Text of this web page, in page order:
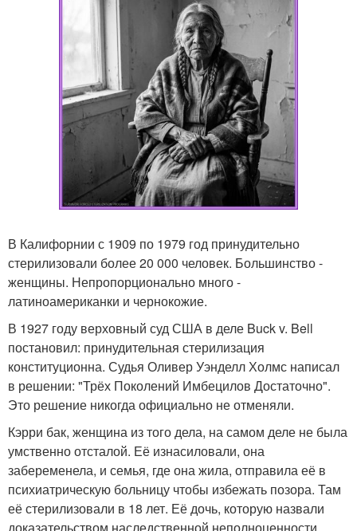
В Калифорнии с 1909 по 1979 год принудительно
стерилизовали более 20 000 человек. Большинство -
женщины. Непропорционально много -
латиноамериканки и чернокожие.
В 1927 году верховный суд США в деле Buck v. Bell
постановил: принудительная стерилизация
конституционна. Судья Оливер Уэнделл Холмс написал
в решении: "Трёх Поколений Имбецилов Достаточно".
Это решение никогда официально не отменяли.
Кэрри бак, женщина из того дела, на самом деле не была
умственно отсталой. Её изнасиловали, она
забеременела, и семья, где она жила, отправила её в
психиатрическую больницу чтобы избежать позора. Там
её стерилизовали в 18 лет. Её дочь, которую назвали